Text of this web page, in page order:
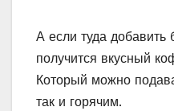
А если туда добавить
получится вкусный
Который можно
так и горячим.